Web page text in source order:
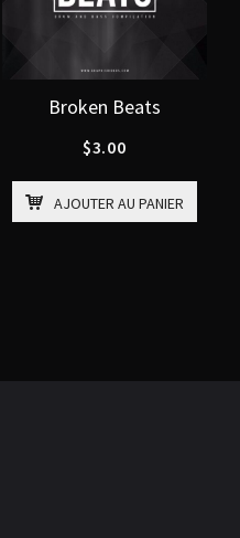
Broken Beats
$3.00
AJOUTER AU PANIER